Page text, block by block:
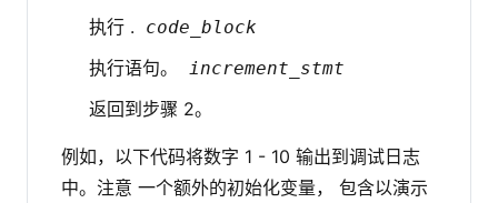
执行 . code_block
执行语句。 increment_stmt
返回到步骤 2。
例如，以下代码将数字 1 - 10 输出到调试日志
中。注意 一个额外的初始化变量， 包含以演示